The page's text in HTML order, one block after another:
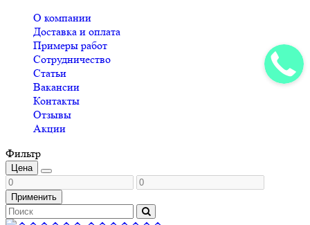
О компании
Доставка и оплата
Примеры работ
Сотрудничество
Статьи
Вакансии
Контакты
Отзывы
Акции
Фильтр
Цена
Применить